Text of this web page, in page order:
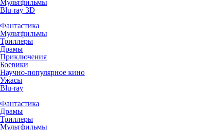
Мультфильмы
Blu-ray 3D
Фантастика
Мультфильмы
Триллеры
Драмы
Приключения
Боевики
Научно-популярное кино
Ужасы
Blu-ray
Фантастика
Драмы
Триллеры
Мультфильмы